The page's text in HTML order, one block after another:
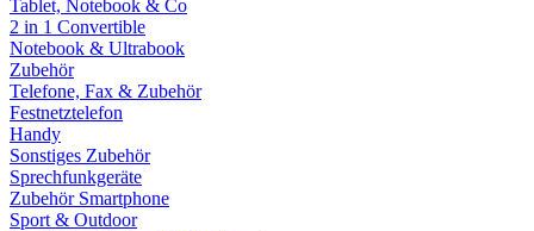
Tablet, Notebook & Co
2 in 1 Convertible
Notebook & Ultrabook
Zubehör
Telefone, Fax & Zubehör
Festnetztelefon
Handy
Sonstiges Zubehör
Sprechfunkgeräte
Zubehör Smartphone
Sport & Outdoor